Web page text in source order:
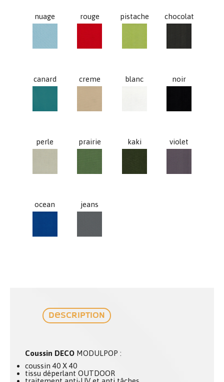
nuage
rouge
pistache
chocolat
canard
creme
blanc
noir
perle
prairie
kaki
violet
ocean
jeans
Description
Coussin DECO MODULPOP :
coussin 40 X 40
tissu déperlant OUTDOOR